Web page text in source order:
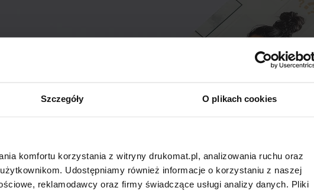
Szczegóły O plikach cookies
komfortu korzystania z witryny drukomat.pl, analizowania ruchu oraz
Udostępniamy również informacje o korzystaniu z naszej
reklamodawcy oraz firmy świadczące usługi analizy danych. Pliki